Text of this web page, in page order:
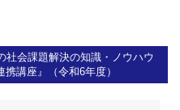
社会課題解決の知識・ノウハウ
講座』（令和6年度）